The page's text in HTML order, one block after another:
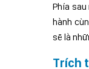
Phía
hành
sẽ là
Trích